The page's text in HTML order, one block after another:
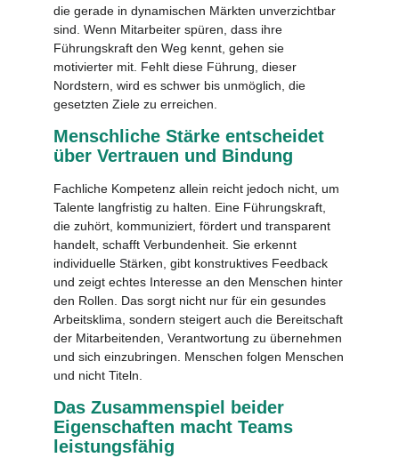
die gerade in dynamischen Märkten unverzichtbar
sind. Wenn Mitarbeiter spüren, dass ihre
Führungskraft den Weg kennt, gehen sie
motivierter mit. Fehlt diese Führung, dieser
Nordstern, wird es schwer bis unmöglich, die
gesetzten Ziele zu erreichen.
Menschliche Stärke entscheidet
über Vertrauen und Bindung
Fachliche Kompetenz allein reicht jedoch nicht, um
Talente langfristig zu halten. Eine Führungskraft,
die zuhört, kommuniziert, fördert und transparent
handelt, schafft Verbundenheit. Sie erkennt
individuelle Stärken, gibt konstruktives Feedback
und zeigt echtes Interesse an den Menschen hinter
den Rollen. Das sorgt nicht nur für ein gesundes
Arbeitsklima, sondern steigert auch die Bereitschaft
der Mitarbeitenden, Verantwortung zu übernehmen
und sich einzubringen. Menschen folgen Menschen
und nicht Titeln.
Das Zusammenspiel beider
Eigenschaften macht Teams
leistungsfähig